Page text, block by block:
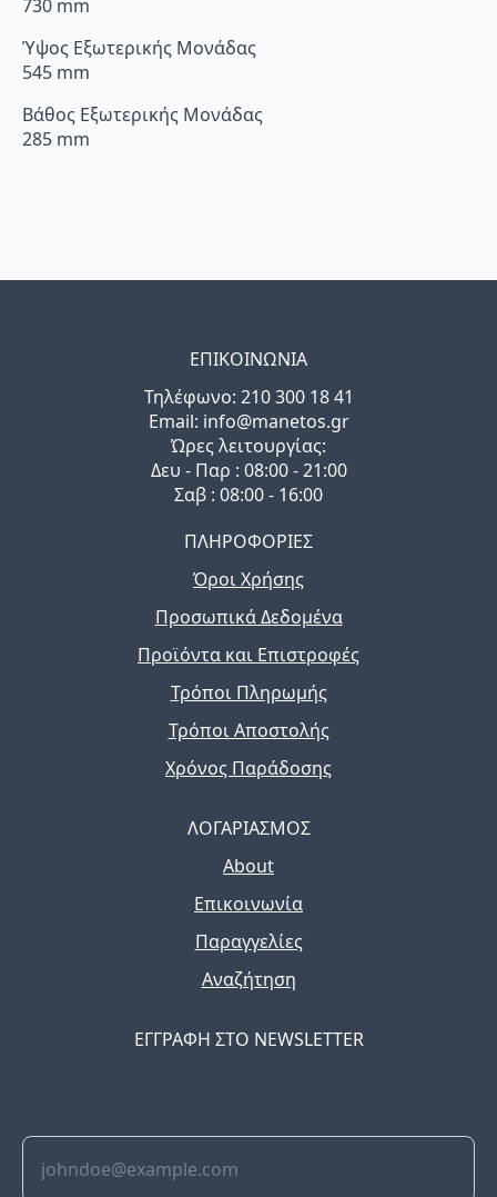
730 mm
Ύψος Εξωτερικής Μονάδας
545 mm
Βάθος Εξωτερικής Μονάδας
285 mm
ΕΠΙΚΟΙΝΩΝΙΑ
Τηλέφωνo: 210 300 18 41
Email: info@manetos.gr
Ώρες λειτουργίας:
Δευ - Παρ : 08:00 - 21:00
Σαβ : 08:00 - 16:00
ΠΛΗΡΟΦΟΡΙΕΣ
Όροι Χρήσης
Προσωπικά Δεδομένα
Προϊόντα και Επιστροφές
Τρόποι Πληρωμής
Τρόποι Αποστολής
Χρόνος Παράδοσης
ΛΟΓΑΡΙΑΣΜΟΣ
About
Επικοινωνία
Παραγγελίες
Αναζήτηση
ΕΓΓΡΑΦΗ ΣΤΟ NEWSLETTER